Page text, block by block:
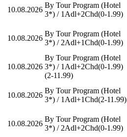
10.08.2026
By Tour Program (Hotel
3*) / 1Adl+2Chd(0-1.99)
10.08.2026
By Tour Program (Hotel
3*) / 2Adl+1Chd(0-1.99)
10.08.2026
By Tour Program (Hotel
3*) / 1Adl+2Chd(0-1.99)
(2-11.99)
10.08.2026
By Tour Program (Hotel
3*) / 1Adl+1Chd(2-11.99)
10.08.2026
By Tour Program (Hotel
3*) / 2Adl+2Chd(0-1.99)